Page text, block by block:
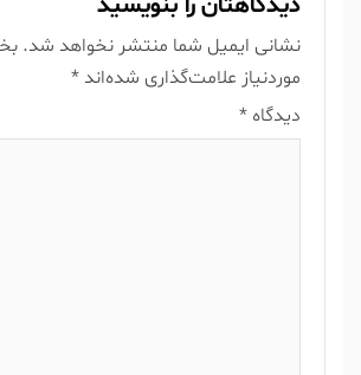
نشانی ایمیل شما منتشر نخواهد شد.
موردنیاز علامت‌گذاری شده‌اند *
دیدگاه *